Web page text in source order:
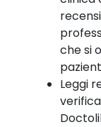
che si
Leggi